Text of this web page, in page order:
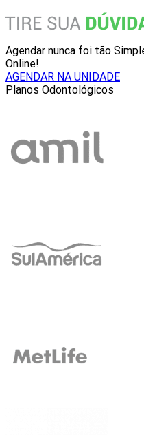
Agendar nunca foi tão
Online!
AGENDAR NA UNIDADE
Planos Odontológicos